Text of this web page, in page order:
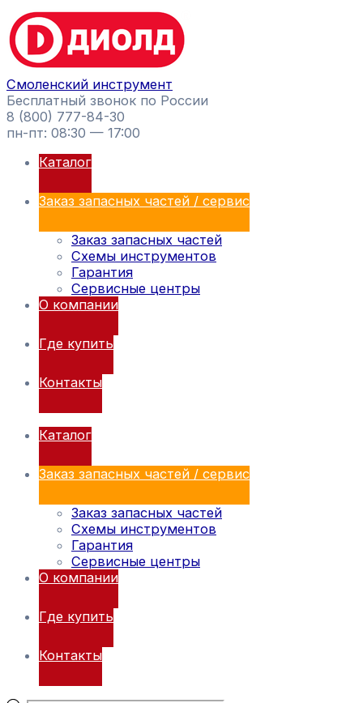
Перейти
к
содержимому
Смоленский инструмент
Бесплатный звонок по России
8 (800) 777-84-30
пн-пт: 08:30 — 17:00
Каталог
Заказ запасных частей / сервис
Заказ запасных частей
Схемы инструментов
Гарантия
Сервисные центры
О компании
Где купить
Контакты
Каталог
Заказ запасных частей / сервис
Заказ запасных частей
Схемы инструментов
Гарантия
Сервисные центры
О компании
Где купить
Контакты
Поиск
товаров